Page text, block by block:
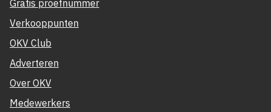
Gratis proefnummer
Verkooppunten
OKV Club
Adverteren
Over OKV
Medewerkers